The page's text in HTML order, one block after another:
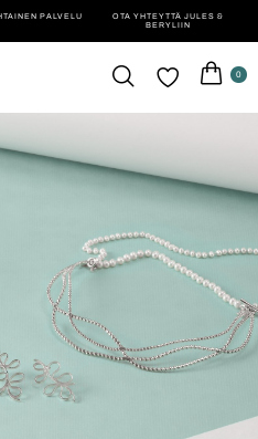
PALVELU
OTA YHTEYTTÄ JULES &
BERYLIIN
0